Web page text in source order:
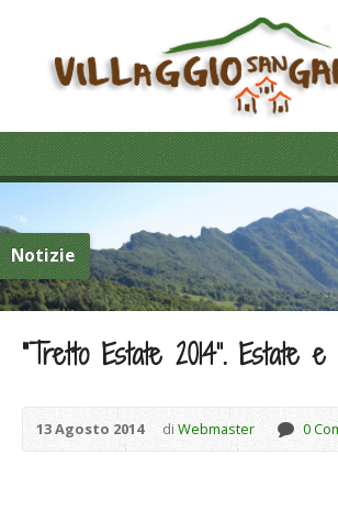
Notizie
“Tretto Estate 2014”. Estate
13 Agosto 2014 di Webmaster 0